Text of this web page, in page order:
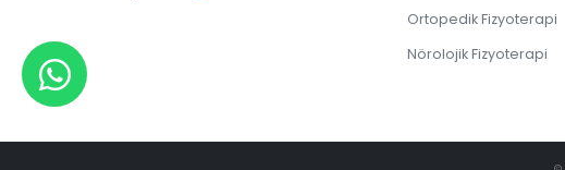
Ortopedik Fizyoterapi
Nörolojik Fizyoterapi